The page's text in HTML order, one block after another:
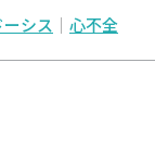
シス 心不全